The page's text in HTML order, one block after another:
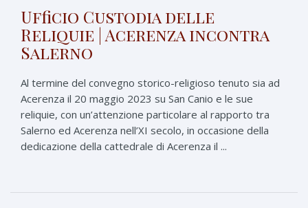
Ufficio Custodia delle
Reliquie | Acerenza incontra
Salerno
Al termine del convegno storico-religioso tenuto sia ad
Acerenza il 20 maggio 2023 su San Canio e le sue
reliquie, con un’attenzione particolare al rapporto tra
Salerno ed Acerenza nell’XI secolo, in occasione della
dedicazione della cattedrale di Acerenza il ...